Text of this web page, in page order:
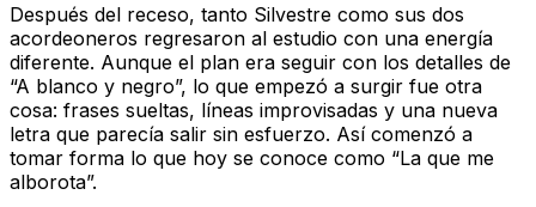
Después del receso, tanto Silvestre como sus dos
acordeoneros regresaron al estudio con una energía
diferente. Aunque el plan era seguir con los detalles de
“A blanco y negro”, lo que empezó a surgir fue otra
cosa: frases sueltas, líneas improvisadas y una nueva
letra que parecía salir sin esfuerzo. Así comenzó a
tomar forma lo que hoy se conoce como “La que me
alborota”.